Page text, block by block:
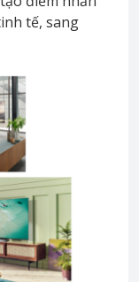
tế, sang